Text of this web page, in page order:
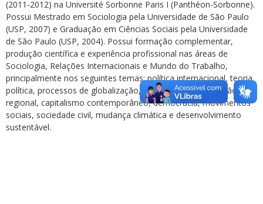
(2011-2012) na Université Sorbonne Paris I (Panthéon-Sorbonne).
Possui Mestrado em Sociologia pela Universidade de São Paulo
(USP, 2007) e Graduação em Ciências Sociais pela Universidade
de São Paulo (USP, 2004). Possui formação complementar,
produção científica e experiência profissional nas áreas de
Sociologia, Relações Internacionais e Mundo do Trabalho,
principalmente nos seguintes temas: política internacional, teoria
política, processos de globalização, processos de integração
regional, capitalismo contemporâneo, democracia, movimentos
sociais, sociedade civil, mudança climática e desenvolvimento
sustentável.